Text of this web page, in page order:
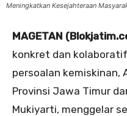
Meningkatkan Kesejahteraan
MAGETAN
konkret dan
persoalan kemiskinan,
Provinsi Jawa Timur
Mukiyarti, menggelar